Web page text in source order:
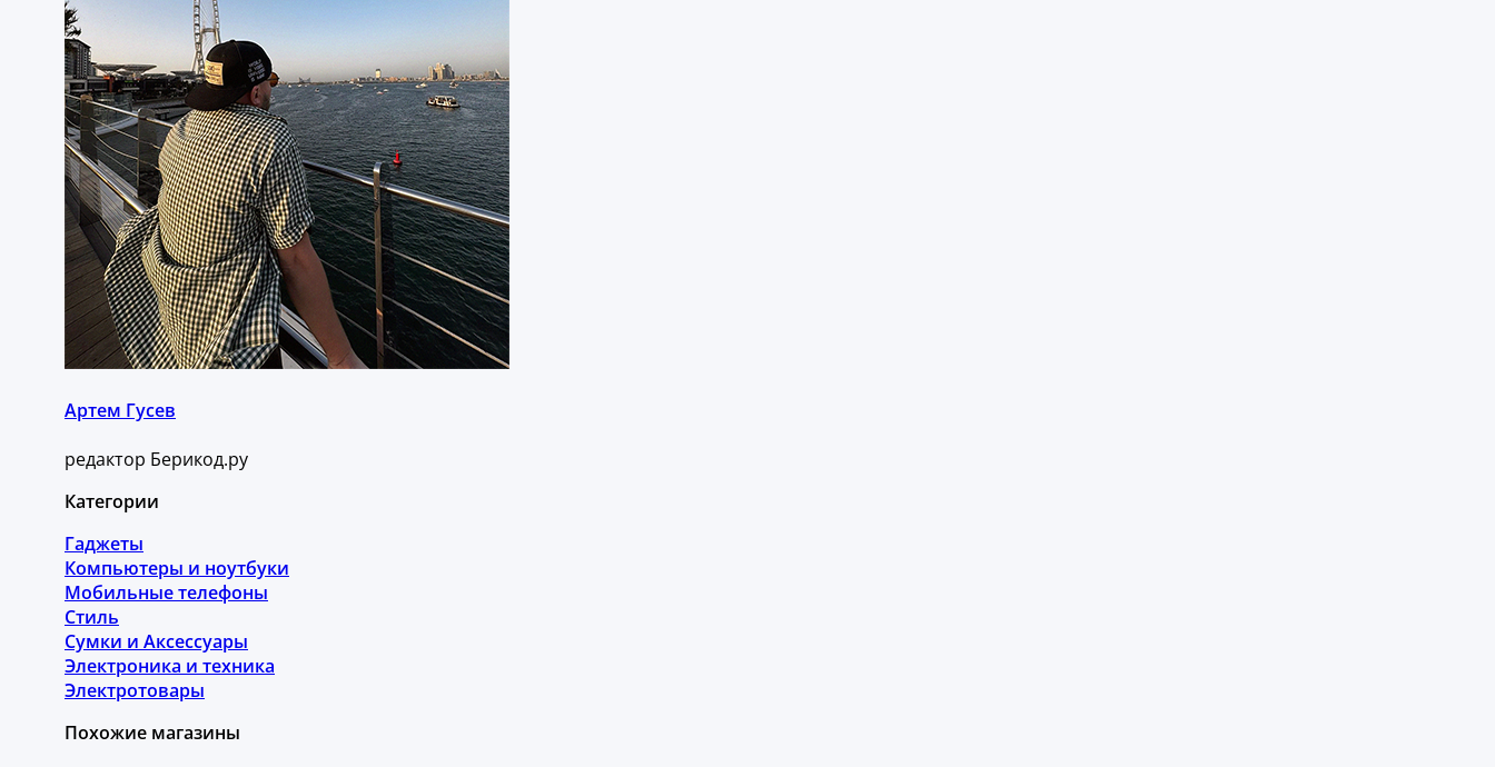
Артем Гусев
редактор Берикод.ру
Категории
Гаджеты
Компьютеры и ноутбуки
Мобильные телефоны
Стиль
Сумки и Аксессуары
Электроника и техника
Электротовары
Похожие магазины